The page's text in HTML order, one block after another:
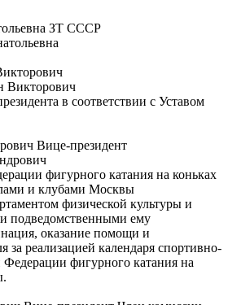
ЗТ СССР
в соответствии с Уставом
Вице-президент
фигурного катания на коньках
и клубами Москвы
физической культуры и
подведомственными ему
оказание помощи и
за реализацией календаря спортивно-
фигурного катания на